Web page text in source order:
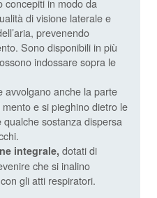
concepiti in modo da
di visione laterale e
prevenendo
Sono disponibili in più
indossare sopra le
avvolgano anche la parte
e si pieghino dietro le
sostanza dispersa
integrale, dotati di
che si inalino
gli atti respiratori.